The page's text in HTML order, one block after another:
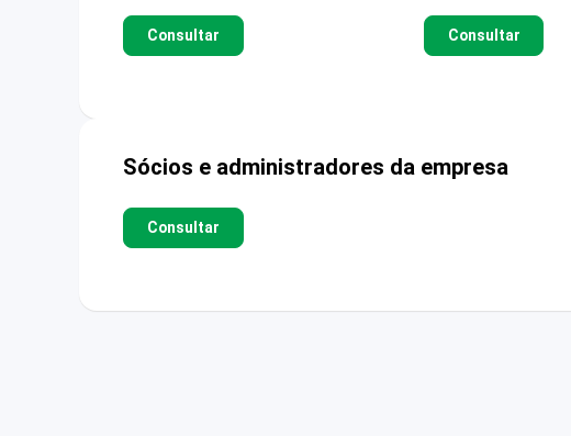
Consultar Consultar
Sócios e administradores da empresa
Consultar